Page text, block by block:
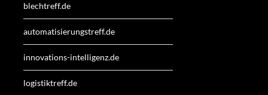
blechtreff.de
automatisierungstreff.de
innovations-intelligenz.de
logistiktreff.de